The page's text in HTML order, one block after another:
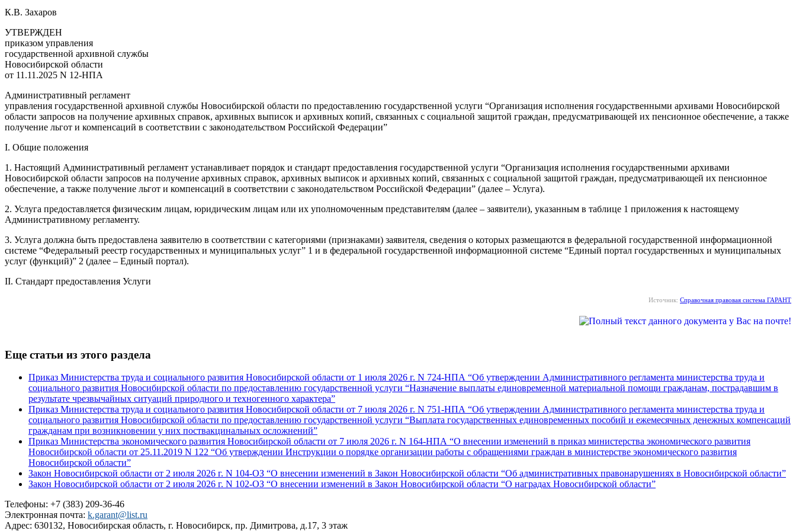
К.В. Захаров
УТВЕРЖДЕН
приказом управления
государственной архивной службы
Новосибирской области
от 11.11.2025 N 12-НПА
Административный регламент
управления государственной архивной службы Новосибирской области по предоставлению государственной услуги “Организация исполнения государственными архивами Новосибирской
области запросов на получение архивных справок, архивных выписок и архивных копий, связанных с социальной защитой граждан, предусматривающей их пенсионное обеспечение, а также
получение льгот и компенсаций в соответствии с законодательством Российской Федерации”
I. Общие положения
1. Настоящий Административный регламент устанавливает порядок и стандарт предоставления государственной услуги “Организация исполнения государственными архивами
Новосибирской области запросов на получение архивных справок, архивных выписок и архивных копий, связанных с социальной защитой граждан, предусматривающей их пенсионное
обеспечение, а также получение льгот и компенсаций в соответствии с законодательством Российской Федерации” (далее – Услуга).
2. Услуга предоставляется физическим лицам, юридическим лицам или их уполномоченным представителям (далее – заявители), указанным в таблице 1 приложения к настоящему
Административному регламенту.
3. Услуга должна быть предоставлена заявителю в соответствии с категориями (признаками) заявителя, сведения о которых размещаются в федеральной государственной информационной
системе “Федеральный реестр государственных и муниципальных услуг” 1 и в федеральной государственной информационной системе “Единый портал государственных и муниципальных
услуг (функций)” 2 (далее – Единый портал).
II. Стандарт предоставления Услуги
Источник: Справочная правовая система ГАРАНТ
Еще статьи из этого раздела
Приказ Министерства труда и социального развития Новосибирской области от 1 июля 2026 г. N 724-НПА “Об утверждении Административного регламента министерства труда и
социального развития Новосибирской области по предоставлению государственной услуги “Назначение выплаты единовременной материальной помощи гражданам, пострадавшим в
результате чрезвычайных ситуаций природного и техногенного характера”
Приказ Министерства труда и социального развития Новосибирской области от 7 июля 2026 г. N 751-НПА “Об утверждении Административного регламента министерства труда и
социального развития Новосибирской области по предоставлению государственной услуги “Выплата государственных единовременных пособий и ежемесячных денежных компенсаций
гражданам при возникновении у них поствакцинальных осложнений”
Приказ Министерства экономического развития Новосибирской области от 7 июля 2026 г. N 164-НПА “О внесении изменений в приказ министерства экономического развития
Новосибирской области от 25.11.2019 N 122 “Об утверждении Инструкции о порядке организации работы с обращениями граждан в министерстве экономического развития
Новосибирской области”
Закон Новосибирской области от 2 июля 2026 г. N 104-ОЗ “О внесении изменений в Закон Новосибирской области “Об административных правонарушениях в Новосибирской области”
Закон Новосибирской области от 2 июля 2026 г. N 102-ОЗ “О внесении изменений в Закон Новосибирской области “О наградах Новосибирской области”
Телефоны: +7 (383) 209-36-46
Электронная почта: k.garant@list.ru
Адрес: 630132, Новосибирская область, г. Новосибирск, пр. Димитрова, д.17, 3 этаж